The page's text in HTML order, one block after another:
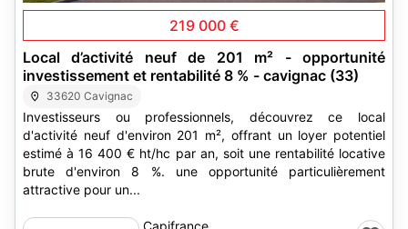
219 000 €
Local d’activité neuf de 201 m² - opportunité
investissement et rentabilité 8 % - cavignac (33)
33620 Cavignac
Investisseurs ou professionnels, découvrez ce local
d'activité neuf d'environ 201 m², offrant un loyer potentiel
estimé à 16 400 € ht/hc par an, soit une rentabilité locative
brute d'environ 8 %. une opportunité particulièrement
attractive pour un...
Capifrance